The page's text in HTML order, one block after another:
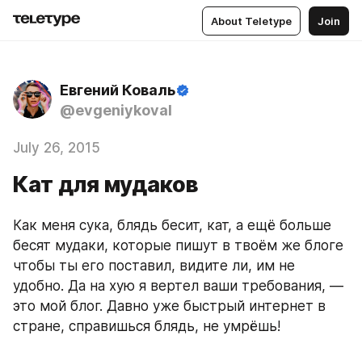
About Teletype Join
Евгений Коваль
@evgeniykoval
July 26, 2015
Кат для мудаков
Как меня сука, блядь бесит, кат, а ещё больше
бесят мудаки, которые пишут в твоём же блоге
чтобы ты его поставил, видите ли, им не
удобно. Да на хую я вертел ваши требования, —
это мой блог. Давно уже быстрый интернет в
стране, справишься блядь, не умрёшь!